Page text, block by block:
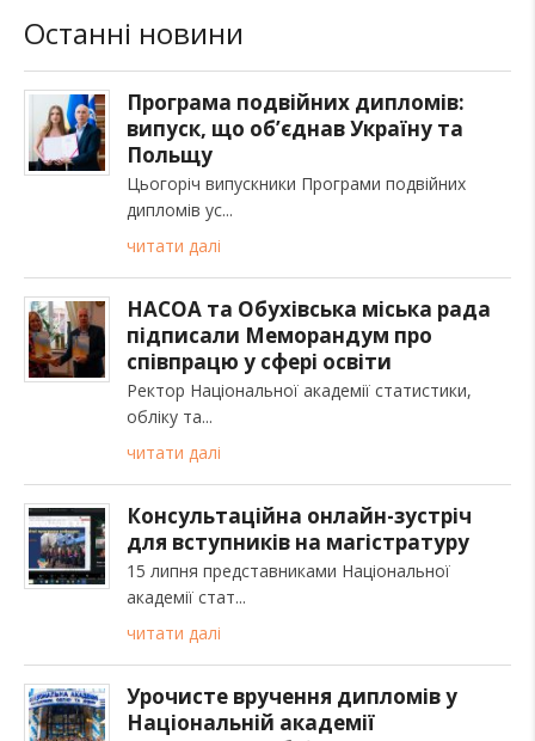
Останні новини
Програма подвійних дипломів:
випуск, що об’єднав Україну та
Польщу
Цьогоріч випускники Програми подвійних
дипломів ус
читати далі
НАСОА та Обухівська міська рада
підписали Меморандум про
співпрацю у сфері освіти
Ректор Національної академії статистики,
обліку та
читати далі
Консультаційна онлайн-зустріч
для вступників на магістратуру
15 липня представниками Національної
академії стат
читати далі
Урочисте вручення дипломів у
Національній академії